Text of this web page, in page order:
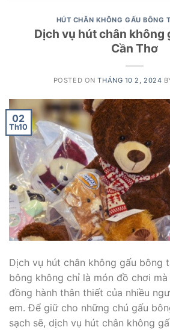
HÚT CHÂN KHÔNG GẤU BÔNG
Dịch vụ hút chân không
Cần Thơ
POSTED ONTHÁNG 10 2, 2024
02
Th10
Dịch vụ hút chân không gấu bông
bông không chỉ là món đồ chơi
đồng hành thân thiết của nhiều
em. Để giữ cho những chú gấu
sạch sẽ, dịch vụ hút chân không